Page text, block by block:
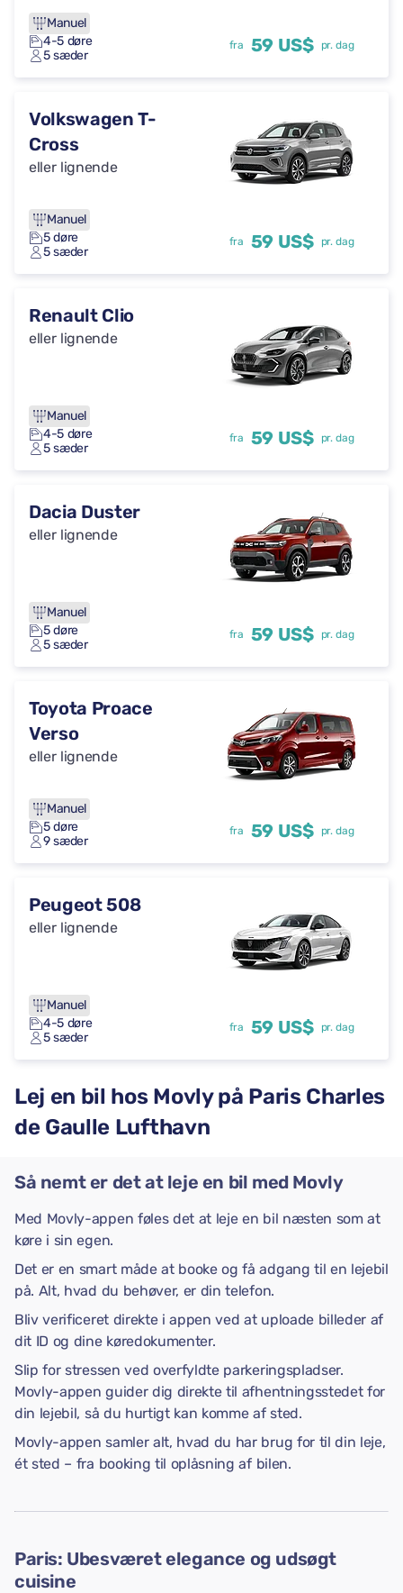
Manuel
4-5 døre
5 sæder
fra 59 US$ pr. dag
Volkswagen T-
Cross
eller lignende
Manuel
5 døre
5 sæder
fra 59 US$ pr. dag
Renault Clio
eller lignende
Manuel
4-5 døre
5 sæder
fra 59 US$ pr. dag
Dacia Duster
eller lignende
Manuel
5 døre
5 sæder
fra 59 US$ pr. dag
Toyota Proace
Verso
eller lignende
Manuel
5 døre
9 sæder
fra 59 US$ pr. dag
Peugeot 508
eller lignende
Manuel
4-5 døre
5 sæder
fra 59 US$ pr. dag
Lej en bil hos Movly på Paris Charles
de Gaulle Lufthavn
Så nemt er det at leje en bil med Movly
Med Movly-appen føles det at leje en bil næsten som at
køre i sin egen.
Det er en smart måde at booke og få adgang til en lejebil
på. Alt, hvad du behøver, er din telefon.
Bliv verificeret direkte i appen ved at uploade billeder af
dit ID og dine køredokumenter.
Slip for stressen ved overfyldte parkeringspladser.
Movly-appen guider dig direkte til afhentningsstedet for
din lejebil, så du hurtigt kan komme af sted.
Movly-appen samler alt, hvad du har brug for til din leje,
ét sted – fra booking til oplåsning af bilen.
Paris: Ubesværet elegance og udsøgt
cuisine